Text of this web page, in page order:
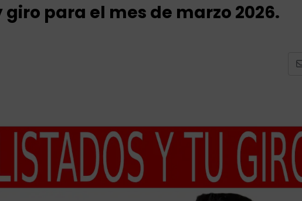
para el mes de marzo 2026.